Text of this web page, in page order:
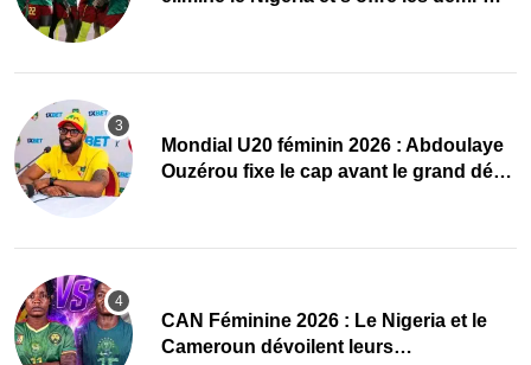
Mondial U20 féminin 2026 : Abdoulaye
Ouzérou fixe le cap avant le grand défi
‎CAN Féminine 2026 : Le Nigeria et le
Cameroun dévoilent leurs